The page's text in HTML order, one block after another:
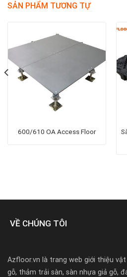
SẢN PHẨM TƯƠNG TỰ
600/610 OA Access Floor
VỀ CHÚNG TÔI
Azfloor.vn là trang web giới thiệu
gỗ, thảm trải sàn, sàn nhựa giả gỗ,